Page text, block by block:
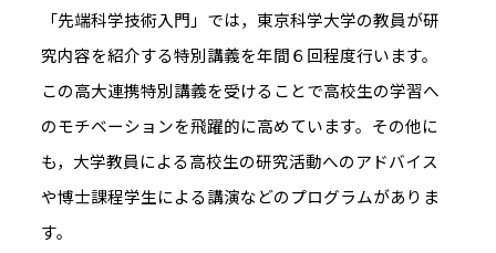
「先端科学技術入門」では，東京科学大学の教員が研
究内容を紹介する特別講義を年間６回程度行います。
この高大連携特別講義を受けることで高校生の学習へ
のモチベーションを飛躍的に高めています。その他に
も，大学教員による高校生の研究活動へのアドバイス
や博士課程学生による講演などのプログラムがありま
す。